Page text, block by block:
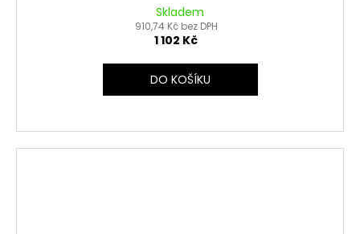
Skladem
910,74 Kč bez DPH
1 102 Kč
DO KOŠÍKU